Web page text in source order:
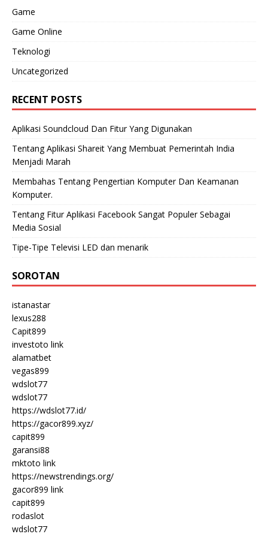
Game
Game Online
Teknologi
Uncategorized
RECENT POSTS
Aplikasi Soundcloud Dan Fitur Yang Digunakan
Tentang Aplikasi Shareit Yang Membuat Pemerintah India
Menjadi Marah
Membahas Tentang Pengertian Komputer Dan Keamanan
Komputer.
Tentang Fitur Aplikasi Facebook Sangat Populer Sebagai
Media Sosial
Tipe-Tipe Televisi LED dan menarik
SOROTAN
istanastar
lexus288
Capit899
investoto link
alamatbet
vegas899
wdslot77
wdslot77
https://wdslot77.id/
https://gacor899.xyz/
capit899
garansi88
mktoto link
https://newstrendings.org/
gacor899 link
capit899
rodaslot
wdslot77